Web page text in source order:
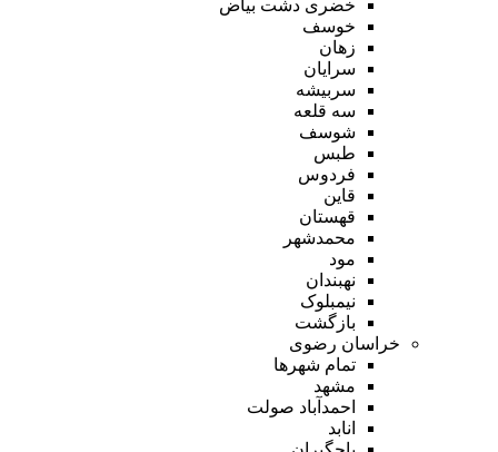
خضری دشت بیاض
خوسف
زهان
سرایان
سربیشه
سه قلعه
شوسف
طبس
فردوس
قاین
قهستان
محمدشهر
مود
نهبندان
نیمبلوک
بازگشت
خراسان رضوی
تمام شهر‌ها
مشهد
احمدآباد صولت
انابد